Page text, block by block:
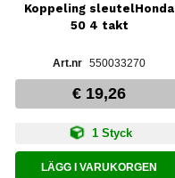
Koppeling sleutelHonda
50 4 takt
550033270
€ 19,26
1 Styck
LÄGG I VARUKORGEN